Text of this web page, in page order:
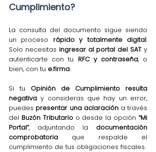
Cumplimiento?
La consulta del documento sigue siendo
un proceso rápido y totalmente digital.
Solo necesitas ingresar al portal del SAT y
autenticarte con tu RFC y contraseña, o
bien, con tu e.firma.
Si tu Opinión de Cumplimiento resulta
negativa y consideras que hay un error,
puedes presentar una aclaración a través
del Buzón Tributario o desde la opción “Mi
Portal”, adjuntando la documentación
comprobatoria que respalde el
cumplimiento de tus obligaciones fiscales.